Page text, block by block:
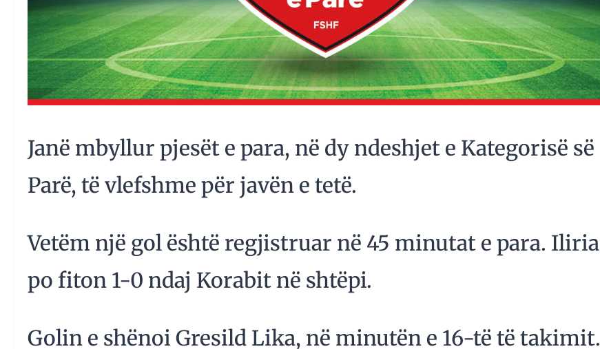
Janë mbyllur pjesët e para, në dy ndeshjet e Kategorisë së
Parë, të vlefshme për javën e tetë.
Vetëm një gol është regjistruar në 45 minutat e para. Iliria
po fiton 1-0 ndaj Korabit në shtëpi.
Golin e shënoi Gresild Lika, në minutën e 16-të të takimit.